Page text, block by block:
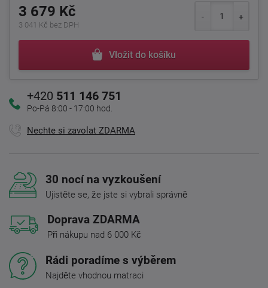
3 679 Kč
3 041 Kč bez DPH
Vložit do košíku
+420 511 146 751
Po-Pá 8:00 - 17:00 hod.
Nechte si zavolat ZDARMA
30 nocí na vyzkoušení
Ujistěte se, že jste si vybrali správně
Doprava ZDARMA
Při nákupu nad 6 000 Kč
Rádi poradíme s výběrem
Najděte vhodnou matraci